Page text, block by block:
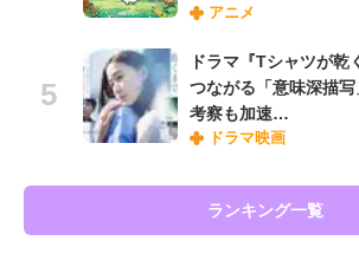
アニメ
ドラマ『Tシャツが乾
つながる「意味深描
考察も加速…
ドラマ映画
ランキング一覧